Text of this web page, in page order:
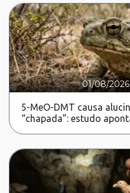
01/08/2026
5-MeO-DMT causa
“chapada”: estudo